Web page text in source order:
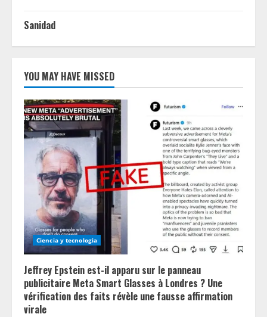
Sanidad
YOU MAY HAVE MISSED
Ciencia y tecnologia
Jeffrey Epstein est-il apparu sur le panneau
publicitaire Meta Smart Glasses à Londres ? Une
vérification des faits révèle une fausse affirmation
virale